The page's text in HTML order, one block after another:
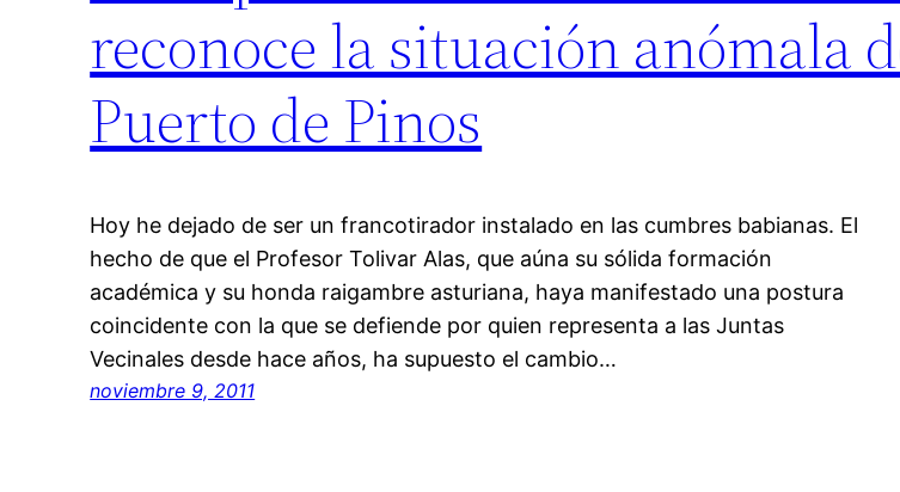
reconoce la situación anómala
Puerto de Pinos
Hoy he dejado de ser un francotirador instalado en las cumbres babianas. El
hecho de que el Profesor Tolivar Alas, que aúna su sólida formación
académica y su honda raigambre asturiana, haya manifestado una postura
coincidente con la que se defiende por quien representa a las Juntas
Vecinales desde hace años, ha supuesto el cambio…
noviembre 9, 2011